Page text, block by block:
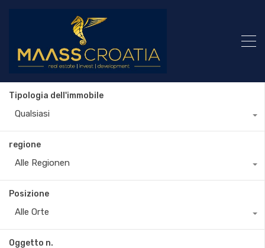
Tipologia dell'immobile
Qualsiasi
regione
Alle Regionen
Posizione
Alle Orte
Oggetto n.